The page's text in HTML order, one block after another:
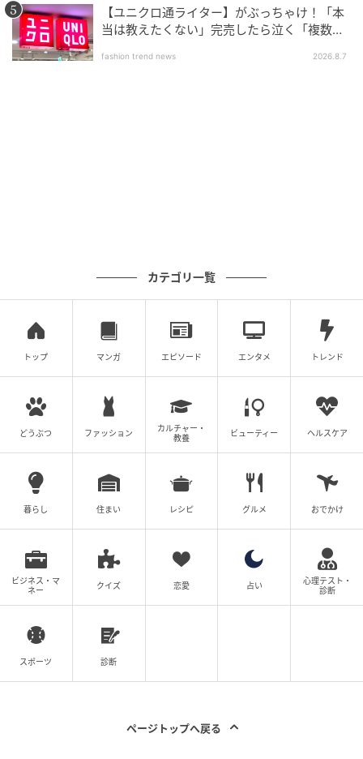
ルなデザインをセレクトしてみては。
撮影＝青木和也 スタイリング＝石関靖子 文＝吾妻枝里
【ユニクロ通ライター】がぶっちゃけ！「本
当は教えたくない」完売したら泣く「複数買
fashion trend news 2026.8.7
カテゴリ一覧
トップ マンガ エピソード エンタメ トレンド
どうぶつ ファッション
カルチャー・
教養
ビューティー ヘルスケア
暮らし 住まい レシピ グルメ おでかけ
ビジネス・マ
ネー
クイズ 恋愛 占い
心理テスト・
診断
スポーツ 診断
ページトップへ戻る